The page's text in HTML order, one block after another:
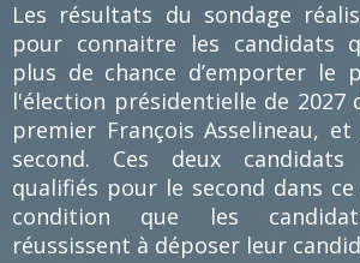
(1)
Les résultats du sondage
pour connaitre les candidats
plus de chance d’emporter le
l'élection présidentielle de 2027
premier François Asselineau, et
second. Ces deux
qualifiés pour le second dans
condition que les
réussissent à déposer leur